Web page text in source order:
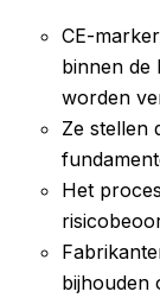
CE-
binnen de
worden
Ze stellen
Het
bijhouden